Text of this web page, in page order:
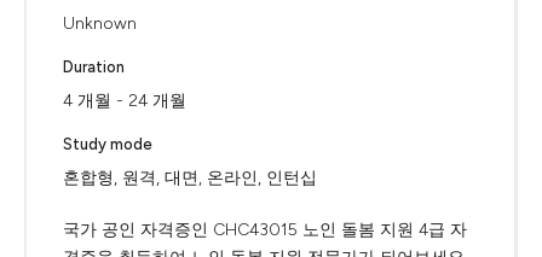
Unknown
Duration
4 개월 - 24 개월
Study mode
혼합형, 원격, 대면, 온라인, 인턴십
국가 공인 자격증인 CHC43015 노인 돌봄 지원 4급 자